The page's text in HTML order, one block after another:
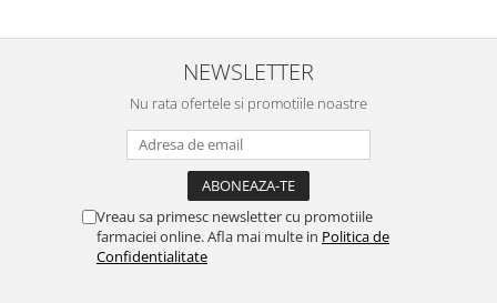
NEWSLETTER
Nu rata ofertele si promotiile noastre
Vreau sa primesc newsletter cu promotiile
farmaciei online. Afla mai multe in Politica de
Confidentialitate